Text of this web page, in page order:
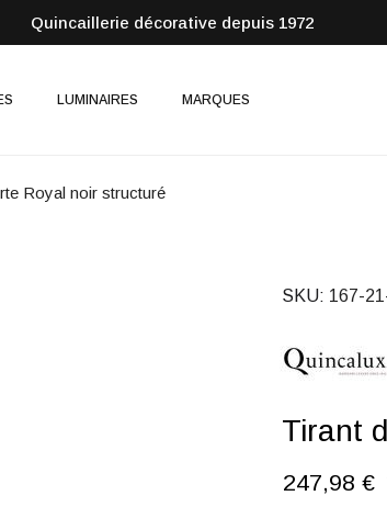
Quincaillerie décorative depuis 1972
LUMINAIRES MARQUES
Royal noir structuré
SKU 167-
Tirant
247,98 €